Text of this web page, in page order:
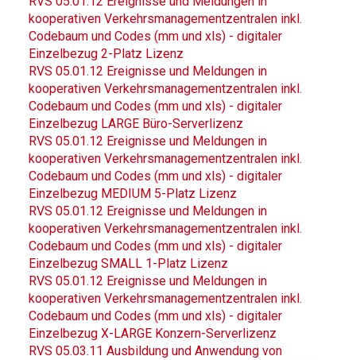
kooperativen Verkehrsmanagementzentralen inkl.
Codebaum und Codes (mm und xls) - digitaler
Einzelbezug 2-Platz Lizenz
RVS 05.01.12 Ereignisse und Meldungen in
kooperativen Verkehrsmanagementzentralen inkl.
Codebaum und Codes (mm und xls) - digitaler
Einzelbezug LARGE Büro-Serverlizenz
RVS 05.01.12 Ereignisse und Meldungen in
kooperativen Verkehrsmanagementzentralen inkl.
Codebaum und Codes (mm und xls) - digitaler
Einzelbezug MEDIUM 5-Platz Lizenz
RVS 05.01.12 Ereignisse und Meldungen in
kooperativen Verkehrsmanagementzentralen inkl.
Codebaum und Codes (mm und xls) - digitaler
Einzelbezug SMALL 1-Platz Lizenz
RVS 05.01.12 Ereignisse und Meldungen in
kooperativen Verkehrsmanagementzentralen inkl.
Codebaum und Codes (mm und xls) - digitaler
Einzelbezug X-LARGE Konzern-Serverlizenz
RVS 05.03.11 Ausbildung und Anwendung von